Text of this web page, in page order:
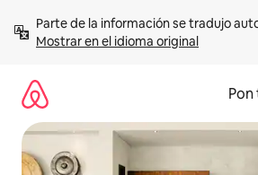
contenidoMostrar en el idioma original